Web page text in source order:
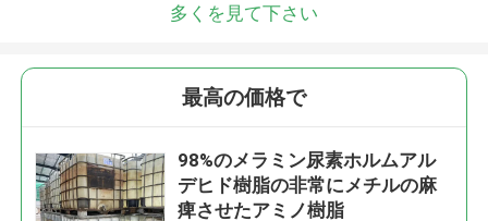
多くを見て下さい
最高の価格で
98%のメラミン尿素ホルムアル
デヒド樹脂の非常にメチルの麻
痺させたアミノ樹脂